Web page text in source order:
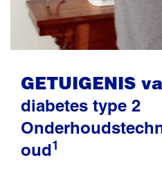
GETUIGENIS
diabetes type 2
oud1